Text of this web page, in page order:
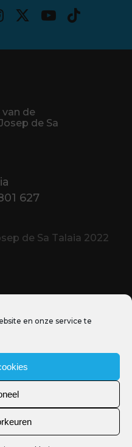
en onze service te
de
de Sa
627
de Sa Talaia 2022